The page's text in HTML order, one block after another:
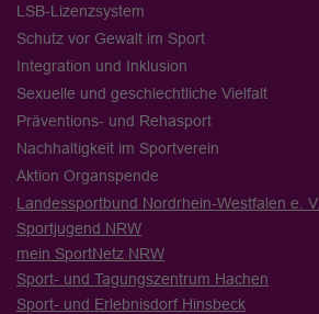
LSB-Lizenzsystem
Schutz vor Gewalt im Sport
Integration und Inklusion
Sexuelle und geschlechtliche Vielfalt
Präventions- und Rehasport
Nachhaltigkeit im Sportverein
Aktion Organspende
Landessportbund Nordrhein-Westfalen e. V.
Sportjugend NRW
mein SportNetz NRW
Sport- und Tagungszentrum Hachen
Sport- und Erlebnisdorf Hinsbeck